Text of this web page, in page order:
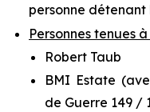
personne détenant
Personnes tenues
Robert Taub
BMI Estate
de Guerre 149 /